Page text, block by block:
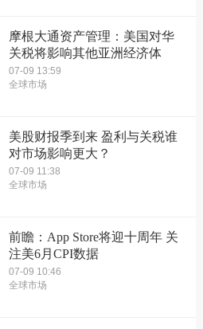
摩根大通资产管理：美国对华
关税将影响其他亚洲经济体
07-09 13:59
全球市场
美股财报季到来 盈利与关税谁
对市场影响更大？
07-09 11:38
全球市场
前瞻：App Store将迎十周年 关
注美6月CPI数据
07-09 10:46
全球市场